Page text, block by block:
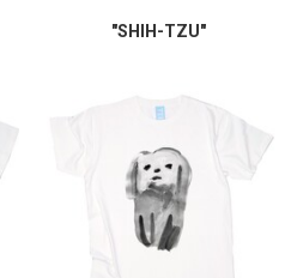
"SHIH-TZU"